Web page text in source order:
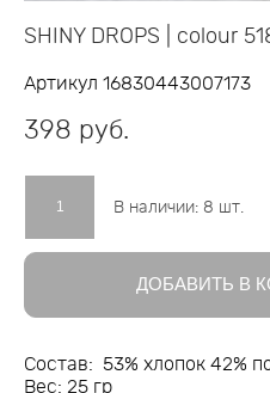
SHINY DROPS | colour
Артикул 16830443007173
398 pуб.
В наличии: 8 шт.
ДОБАВИТЬ В
Состав: 53% хлопок 42%
Вес: 25 гр